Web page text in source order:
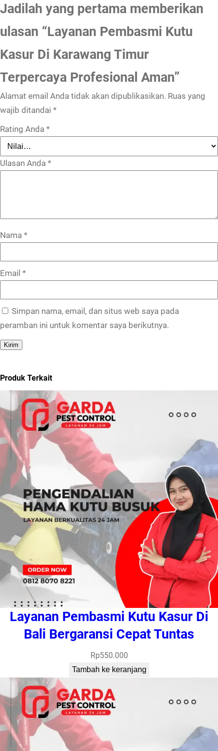
Jadilah yang pertama memberikan
ulasan “Layanan Pembasmi Kutu
Kasur Di Karawang Timur
Terpercaya Profesional Aman”
Alamat email Anda tidak akan dipublikasikan. Ruas yang
wajib ditandai *
Rating Anda *
Ulasan Anda *
Nama *
Email *
Simpan nama, email, dan situs web saya pada
peramban ini untuk komentar saya berikutnya.
Produk Terkait
Layanan Pembasmi Kutu Kasur Di
Bali Bergaransi Cepat Tuntas
Rp550.000
Tambah ke keranjang